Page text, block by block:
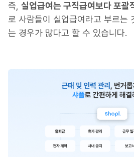
즉, 실업급여는 구직급여보다 포괄
로 사람들이 실업급여라고 부르는
는 경우가 많다고 할 수 있습니다.